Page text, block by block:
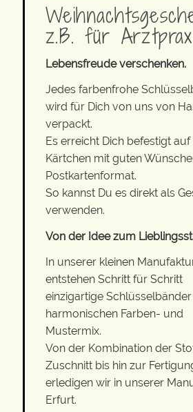
z.B. für
Lebensfreude verschenken.
Jedes farbenfrohe
wird für Dich von uns von
verpackt.
Es erreicht Dich befestigt auf
Kärtchen mit guten
Postkartenformat.
So kannst Du es direkt als
verwenden.
Von der Idee zum
In unserer kleinen
entstehen Schritt für Schritt
einzigartige
harmonischen Farben- und
Mustermix.
Von der Kombination der
Zuschnitt bis hin zur
erledigen wir in unserer
Erfurt.